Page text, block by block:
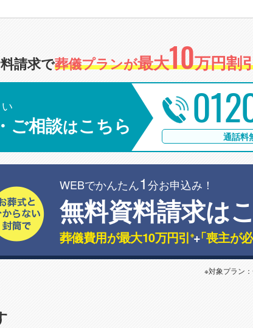
請求で葬儀プランが最大10万円割
ご相談はこちら 通話料
WEBでかんたん1分お申込み！
無料資料請求は
葬儀費用が最大10万円引 ※+
「喪主が
※対象プラン